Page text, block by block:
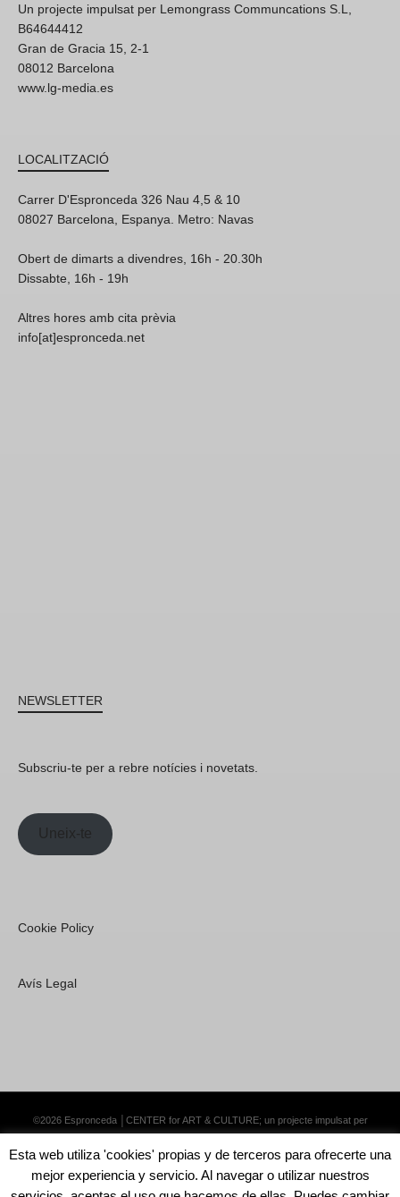
Un projecte impulsat per Lemongrass Communcations S.L,
B64644412
Gran de Gracia 15, 2-1
08012 Barcelona
www.lg-media.es
LOCALITZACIÓ
Carrer D'Espronceda 326 Nau 4,5 & 10
08027 Barcelona, Espanya. Metro: Navas
Obert de dimarts a divendres, 16h - 20.30h
Dissabte, 16h - 19h
Altres hores amb cita prèvia
info[at]espronceda.net
NEWSLETTER
Subscriu-te per a rebre notícies i novetats.
Uneix-te
Cookie Policy
Avís Legal
©2026 Espronceda │CENTER for ART & CULTURE; un projecte impulsat per
Esta web utiliza 'cookies' propias y de terceros para ofrecerte una
mejor experiencia y servicio. Al navegar o utilizar nuestros